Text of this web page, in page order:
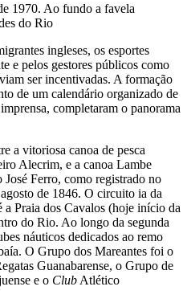
1970. Ao fundo a favela
do Rio
ingleses, os esportes
e pelos gestores públicos como
ser incentivadas. A formação
de um calendário organizado de
completaram o panorama
a vitoriosa canoa de pesca
Alecrim, e a canoa Lambe
Ferro, como registrado no
de 1846. O circuito ia da
Praia dos Cavalos (hoje início da
do Rio. Ao longo da segunda
náuticos dedicados ao remo
O Grupo dos Mareantes foi o
Guanabarense, o Grupo de
e o Club Atlético